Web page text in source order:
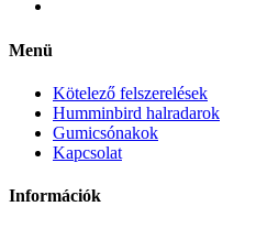
Menü
Kötelező felszerelések
Humminbird halradarok
Gumicsónakok
Kapcsolat
Információk